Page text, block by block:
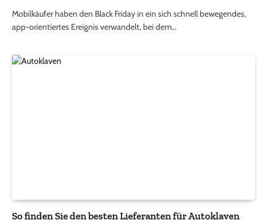
Mobilkäufer haben den Black Friday in ein sich schnell bewegendes,
app-orientiertes Ereignis verwandelt, bei dem…
So finden Sie den besten Lieferanten für Autoklaven